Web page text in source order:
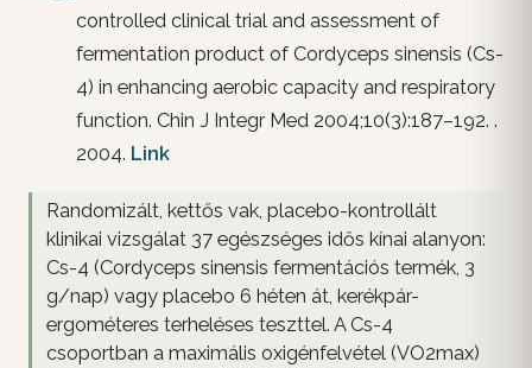
controlled clinical trial and assessment of
fermentation product of Cordyceps sinensis (Cs-
4) in enhancing aerobic capacity and respiratory
function. Chin J Integr Med 2004;10(3):187–192. .
2004. Link
Randomizált, kettős vak, placebo-kontrollált
klinikai vizsgálat 37 egészséges idős kínai alanyon:
Cs-4 (Cordyceps sinensis fermentációs termék, 3
g/nap) vagy placebo 6 héten át, kerékpár-
ergométeres terheléses teszttel. A Cs-4
csoportban a maximális oxigénfelvétel (VO2max)